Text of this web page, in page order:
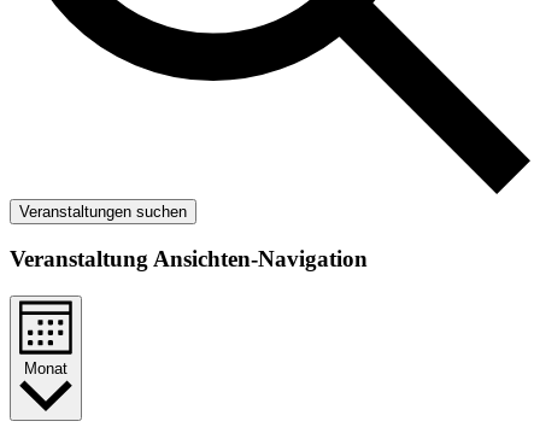
Veranstaltungen suchen
Veranstaltung Ansichten-Navigation
Monat